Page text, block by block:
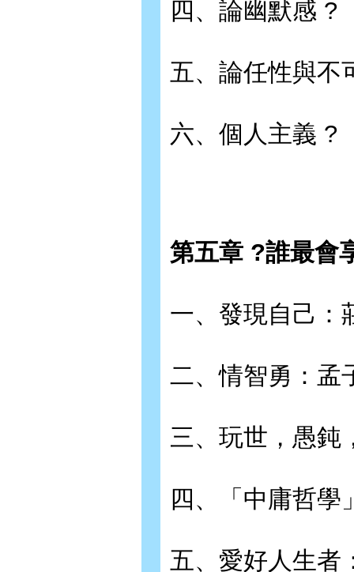
四、論幽默感 ?
五、論任性與不
六、個人主義 ?
第五章 ?誰最會
一、發現自己：
二、情智勇：孟
三、玩世，愚鈍
四、「中庸哲學
五、愛好人生者